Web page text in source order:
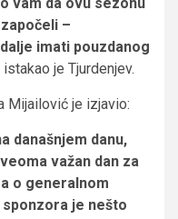
–
imati pouzdanog
istakao je Tjurdenjev.
Mijailović je izjavio:
današnjem danu,
važan dan za
o generalnom
je nešto